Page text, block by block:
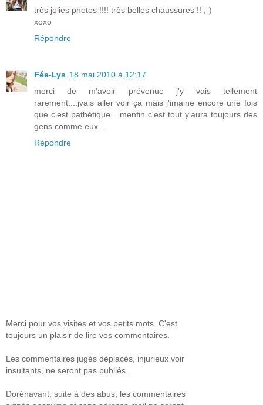
très jolies photos !!!! très belles chaussures !! ;-)
xoxo
Répondre
Fée-Lys 18 mai 2010 à 12:17
merci de m'avoir prévenue j'y vais tellement
rarement....jvais aller voir ça mais j'imaine encore une fois
que c'est pathétique....menfin c'est tout y'aura toujours des
gens comme eux....
Répondre
Merci pour vos visites et vos petits mots. C'est
toujours un plaisir de lire vos commentaires.
Les commentaires jugés déplacés, injurieux voir
insultants, ne seront pas publiés.
Dorénavant, suite à des abus, les commentaires